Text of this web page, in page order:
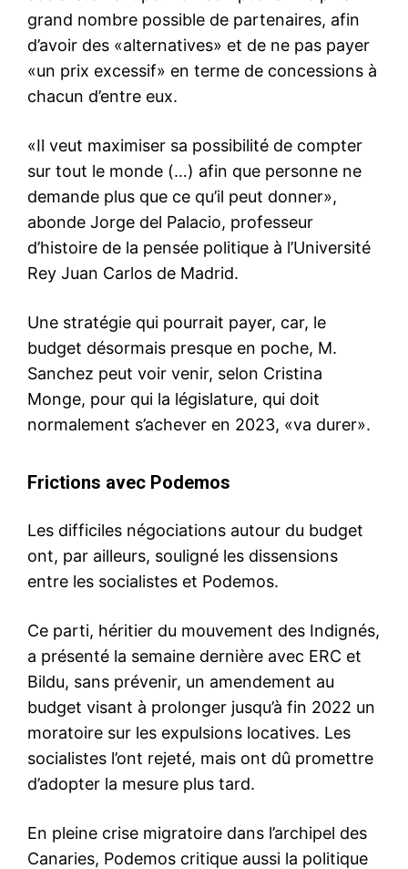
grand nombre possible de partenaires, afin
d’avoir des «alternatives» et de ne pas payer
«un prix excessif» en terme de concessions à
chacun d’entre eux.
«Il veut maximiser sa possibilité de compter
sur tout le monde (…) afin que personne ne
demande plus que ce qu’il peut donner»,
abonde Jorge del Palacio, professeur
d’histoire de la pensée politique à l’Université
Rey Juan Carlos de Madrid.
Une stratégie qui pourrait payer, car, le
budget désormais presque en poche, M.
Sanchez peut voir venir, selon Cristina
Monge, pour qui la législature, qui doit
normalement s’achever en 2023, «va durer».
Frictions avec Podemos
Les difficiles négociations autour du budget
ont, par ailleurs, souligné les dissensions
entre les socialistes et Podemos.
Ce parti, héritier du mouvement des Indignés,
a présenté la semaine dernière avec ERC et
Bildu, sans prévenir, un amendement au
budget visant à prolonger jusqu’à fin 2022 un
moratoire sur les expulsions locatives. Les
socialistes l’ont rejeté, mais ont dû promettre
d’adopter la mesure plus tard.
En pleine crise migratoire dans l’archipel des
Canaries, Podemos critique aussi la politique